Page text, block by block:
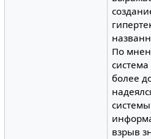
По
более
взрыв